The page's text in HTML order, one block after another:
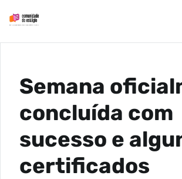
Semana
concluída com
sucesso e
certificados